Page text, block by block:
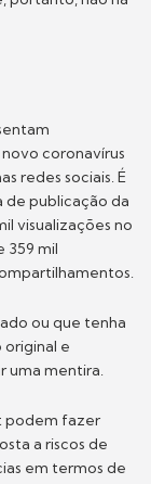
coronavírus
redes sociais. É
de publicação da
visualizações no
359 mil
ou que tenha
original e
uma mentira.
podem fazer
a riscos de
em termos de